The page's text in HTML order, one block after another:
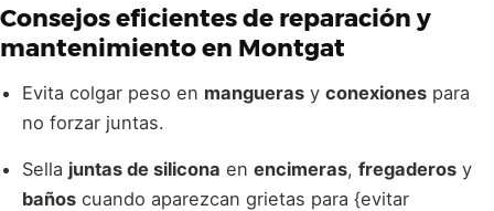
Consejos eficientes de reparación y
mantenimientoen Montgat
Evita colgar peso en mangueras y conexiones para
no forzar juntas.
Sella juntas de silicona en encimeras, fregaderos y
baños cuando aparezcan grietas para {evitar